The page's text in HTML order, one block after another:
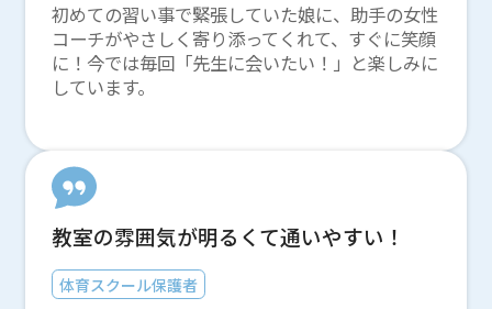
初めての習い事で緊張していた娘に、助手の女性
コーチがやさしく寄り添ってくれて、すぐに笑顔
に！今では毎回「先生に会いたい！」と楽しみに
しています。
教室の雰囲気が明るくて通いやすい！
体育スクール保護者